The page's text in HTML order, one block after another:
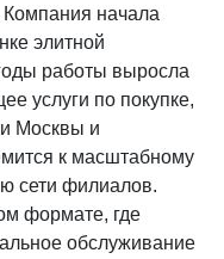
начала
элитной
работы выросла
услуги по покупке,
Москвы и
к масштабному
сети филиалов.
формате, где
обслуживание